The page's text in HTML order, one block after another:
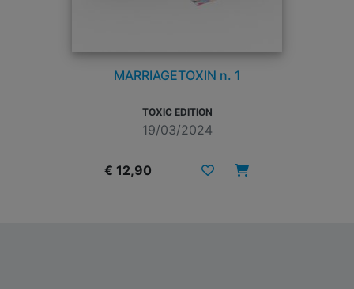
MARRIAGETOXIN n. 1
TOXIC EDITION
19/03/2024
€ 12,90